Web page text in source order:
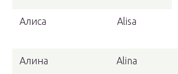
Алиса Alisa
Алина Alina